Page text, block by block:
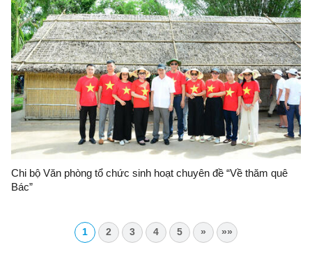
Chi bộ Văn phòng tổ chức sinh hoạt chuyên đề “Về thăm quê
Bác”
1 2 3 4 5 » »»